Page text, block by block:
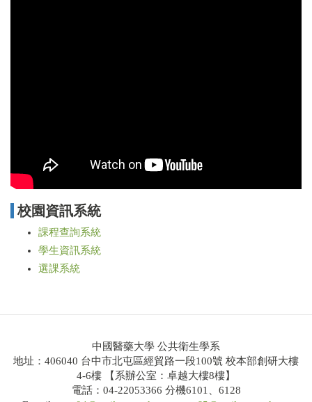
校園資訊系統
課程查詢系統
學生資訊系統
選課系統
中國醫藥大學 公共衛生學系
地址：406040 台中市北屯區經貿路一段100號 校本部創研大樓
4-6樓 【系辦公室：卓越大樓8樓】
電話：04-22053366 分機6101、6128